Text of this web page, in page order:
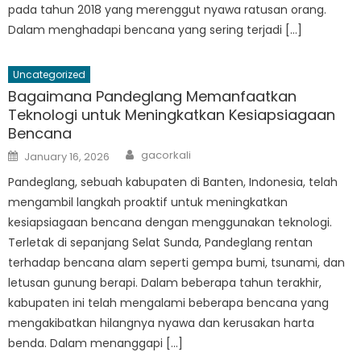
pada tahun 2018 yang merenggut nyawa ratusan orang.
Dalam menghadapi bencana yang sering terjadi […]
Uncategorized
Bagaimana Pandeglang Memanfaatkan
Teknologi untuk Meningkatkan Kesiapsiagaan
Bencana
Posted
on
January 16, 2026 Author
gacorkali
Pandeglang, sebuah kabupaten di Banten, Indonesia, telah
mengambil langkah proaktif untuk meningkatkan
kesiapsiagaan bencana dengan menggunakan teknologi.
Terletak di sepanjang Selat Sunda, Pandeglang rentan
terhadap bencana alam seperti gempa bumi, tsunami, dan
letusan gunung berapi. Dalam beberapa tahun terakhir,
kabupaten ini telah mengalami beberapa bencana yang
mengakibatkan hilangnya nyawa dan kerusakan harta
benda. Dalam menanggapi […]